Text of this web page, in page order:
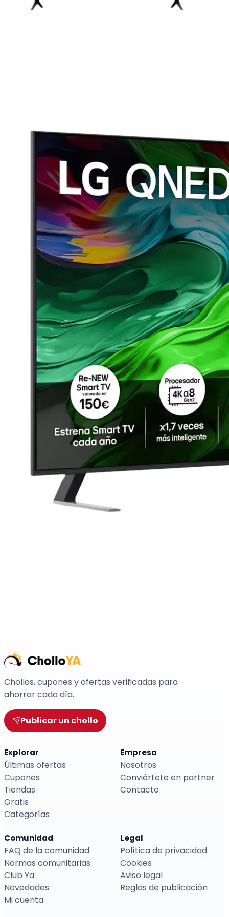
Chollos, cupones y ofertas verificadas para
ahorrar cada día.
Publicar un chollo
Explorar
Últimas ofertas
Cupones
Tiendas
Gratis
Categorías
Empresa
Nosotros
Conviértete en partner
Contacto
Comunidad
FAQ de la comunidad
Normas comunitarias
Club Ya
Novedades
Mi cuenta
Legal
Política de privacidad
Cookies
Aviso legal
Reglas de publicación